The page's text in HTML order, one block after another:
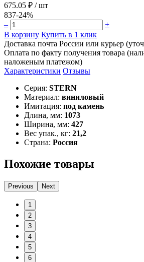
675.05 ₽ / шт
837-24%
–
+
В корзину Купить в 1 клик
Доставка почта России или курьер
Оплата по факту получения товара
наложеным платежом)
Характеристики Отзывы
Серия: STERN
Материал: виниловый
Имитация: под камень
Длина, мм: 1073
Ширина, мм: 427
Вес упак., кг: 21,2
Страна: Россия
Похожие товары
Previous Next
1
2
3
4
5
6